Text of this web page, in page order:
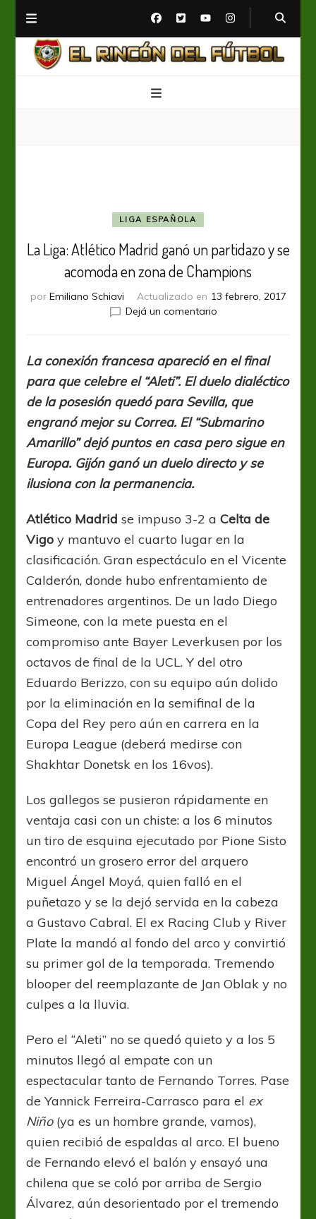
LIGA ESPAÑOLA
La Liga: Atlético Madrid ganó un partidazo y se
acomoda en zona de Champions
por Emiliano Schiavi Actualizado en 13 febrero, 2017
Dejá un comentarioen
Atlético
Madrid
ganó
un
partidazo
y
se
acomoda
Champions
La conexión francesa apareció en el final
para que celebre el “Aleti”. El duelo dialéctico
de la posesión quedó para Sevilla, que
engranó mejor su Correa. El “Submarino
Amarillo” dejó puntos en casa pero sigue en
Europa. Gijón ganó un duelo directo y se
ilusiona con la permanencia.
Atlético Madrid se impuso 3-2 aCelta de
Vigo y mantuvo el cuarto lugar en la
clasificación. Gran espectáculo en el Vicente
Calderón, donde hubo enfrentamiento de
entrenadores argentinos. De un lado Diego
Simeone, con la mete puesta en el
compromiso ante Bayer Leverkusen por los
octavos de final de la UCL. Y del otro
Eduardo Berizzo, con su equipo aún dolido
por la eliminación en la semifinal de la
Copa del Rey pero aún en carrera en la
Europa League (deberá medirse con
Shakhtar Donetsk en los 16vos).
Los gallegos se pusieron rápidamente en
ventaja casi con un chiste: a los 6 minutos
un tiro de esquina ejecutado por Pione Sisto
encontró un grosero error del arquero
Miguel Ángel Moyá, quien falló en el
puñetazo y se la dejó servida en la cabeza
a Gustavo Cabral. El ex Racing Club y River
Plate la mandó al fondo del arco y convirtió
su primer gol de la temporada. Tremendo
blooper del reemplazante de Jan Oblak y no
culpes a la lluvia.
Pero el “Aleti” no se quedó quieto y a los 5
minutos llegó al empate con un
espectacular tanto de Fernando Torres. Pase
de Yannick Ferreira-Carrasco para el ex
Niño(ya es un hombre grande, vamos),
quien recibió de espaldas al arco. El bueno
de Fernando elevó el balón y ensayó una
chilena que se coló por arriba de Sergio
Álvarez, aún desorientado por el tremendo